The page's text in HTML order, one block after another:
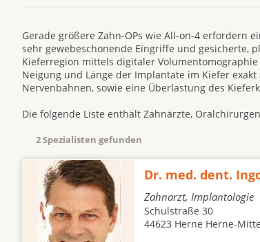
Gerade größere Zahn-OPs wie All-on-4 erfordern
sehr gewebeschonende Eingriffe und gesicherte,
Kieferregion mittels digitaler
Neigung und Länge der Implantate im Kiefer
Nervenbahnen, sowie eine Überlastung des
Die folgende Liste enthält Zahnärzte,
2 Spezialisten gefunden
Dr. med. dent.
Zahnarzt, Implantologie
Schulstraße 30
44623 Herne Herne-Mitte